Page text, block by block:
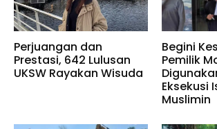
Perjuangan dan
Prestasi, 642 Lulusan
UKSW Rayakan Wisuda
Begini
Pemilik
Eksekusi
Muslimin